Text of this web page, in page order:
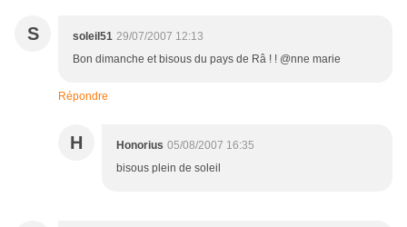
S soleil51 29/07/2007 12:13
Bon dimanche et bisous du pays de Râ ! ! @nne marie
Répondre
H Honorius 05/08/2007 16:35
bisous plein de soleil